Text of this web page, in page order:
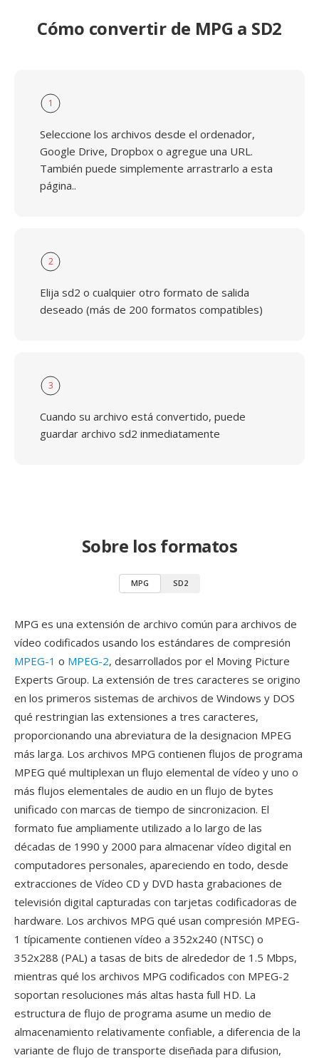
Cómo convertir de MPG a SD2
1
Seleccione los archivos desde el ordenador,
Google Drive, Dropbox o agregue una URL.
También puede simplemente arrastrarlo a esta
página..
2
Elija sd2 o cualquier otro formato de salida
deseado (más de 200 formatos compatibles)
3
Cuando su archivo está convertido, puede
guardar archivo sd2 inmediatamente
Sobre los formatos
MPG SD2
MPG es una extensión de archivo común para archivos de
vídeo codificados usando los estándares de compresión
MPEG-1 o MPEG-2, desarrollados por el Moving Picture
Experts Group. La extensión de tres caracteres se origino
en los primeros sistemas de archivos de Windows y DOS
qué restringian las extensiones a tres caracteres,
proporcionando una abreviatura de la designacion MPEG
más larga. Los archivos MPG contienen flujos de programa
MPEG qué multiplexan un flujo elemental de vídeo y uno o
más flujos elementales de audio en un flujo de bytes
unificado con marcas de tiempo de sincronizacion. El
formato fue ampliamente utilizado a lo largo de las
décadas de 1990 y 2000 para almacenar vídeo digital en
computadores personales, apareciendo en todo, desde
extracciones de Vídeo CD y DVD hasta grabaciones de
televisión digital capturadas con tarjetas codificadoras de
hardware. Los archivos MPG qué usan compresión MPEG-
1 típicamente contienen vídeo a 352x240 (NTSC) o
352x288 (PAL) a tasas de bits de alrededor de 1.5 Mbps,
mientras qué los archivos MPG codificados con MPEG-2
soportan resoluciones más altas hasta full HD. La
estructura de flujo de programa asume un medio de
almacenamiento relativamente confiable, a diferencia de la
variante de flujo de transporte diseñada para difusion,